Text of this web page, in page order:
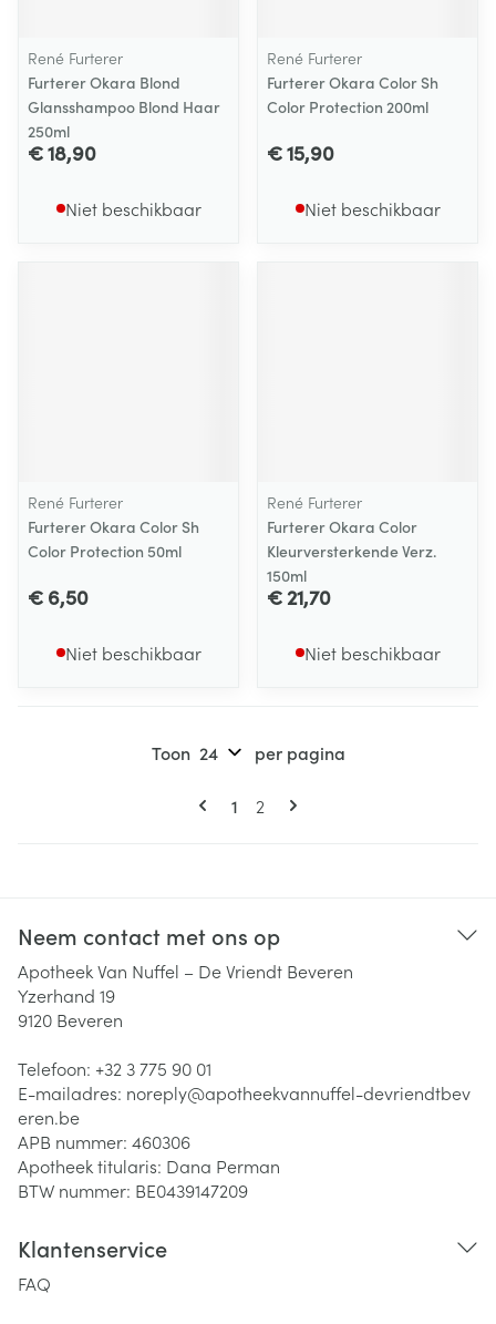
René Furterer
Furterer Okara Blond
Glansshampoo Blond Haar
250ml
€ 18,90
Niet beschikbaar
René Furterer
Furterer Okara Color Sh
Color Protection 200ml
€ 15,90
Niet beschikbaar
René Furterer
Furterer Okara Color Sh
Color Protection 50ml
€ 6,50
Niet beschikbaar
René Furterer
Furterer Okara Color
Kleurversterkende Verz.
150ml
€ 21,70
Niet beschikbaar
Pagina's
U lees momenteel pagina
1 Pagina
2
Toon per pagina
Neem contact met ons op
Apotheek Van Nuffel – De Vriendt Beveren
Yzerhand 19
9120 Beveren
Telefoon: +32 3 775 90 01
E-mailadres: noreply@apotheekvannuffel-devriendtbev
eren.be
APB nummer: 460306
Apotheek titularis: Dana Perman
BTW nummer: BE0439147209
Klantenservice
FAQ